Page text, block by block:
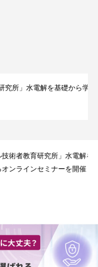
水電解を基礎から学べ
者教育研究所」水電解を基
インセミナーを開催